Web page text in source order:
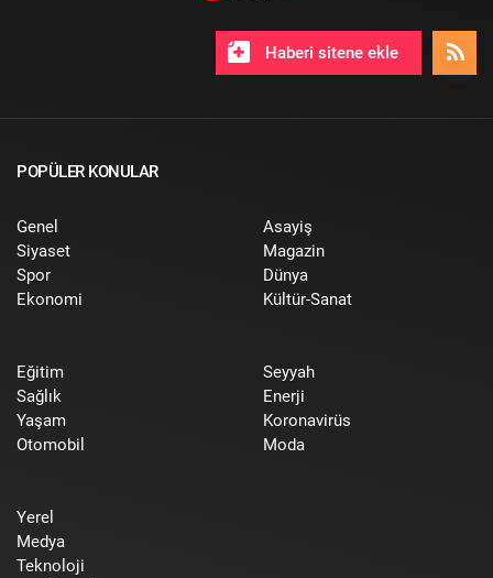
Haberi sitene ekle
POPÜLER KONULAR
Genel
Siyaset
Spor
Ekonomi
Asayiş
Magazin
Dünya
Kültür-Sanat
Eğitim
Sağlık
Yaşam
Otomobil
Seyyah
Enerji
Koronavirüs
Moda
Yerel
Medya
Teknoloji